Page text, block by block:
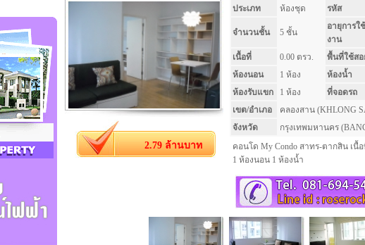
2.79 ล้านบาท
ประเภท ห้องชุด รหัส
จำนวนชั้น 5 ชั้น
อายุการใช้
งาน
เนื้อที่ 0.00 ตรว. พื้นที่ใช้สอ
ห้องนอน
1 ห้อง ห้องน้ำ
ห้องรับแขก
1 ห้อง ที่จอดรถ
เขต/อำเภอ
คลองสาน (KHLONG
จังหวัด
กรุงเทพมหานคร
คอนโด My Condo สาทร-ตากสิน เนื้อ
1 ห้องนอน 1 ห้องน้ำ